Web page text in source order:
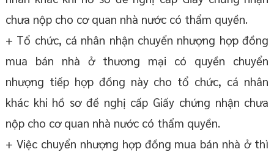
chưa nộp cho cơ quan nhà nước có thẩm quyền.
+ Tổ chức, cá nhân nhận chuyển nhượng hợp đồng
mua bán nhà ở thương mại có quyền chuyển
nhượng tiếp hợp đồng này cho tổ chức, cá nhân
khác khi hồ sơ đề nghị cấp Giấy chứng nhận chưa
nộp cho cơ quan nhà nước có thẩm quyền.
+ Việc chuyển nhượng hợp đồng mua bán nhà ở thì